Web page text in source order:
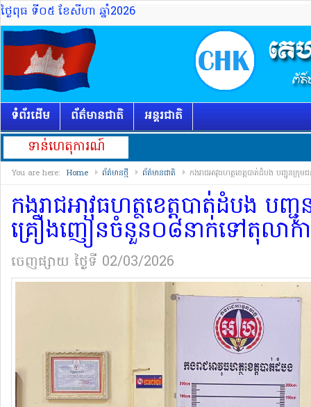
ថ្ងៃពុធ ទី០៥ ខែសីហា ឆ្នាំ2026
ទំព័រដើម ព័ត៌មានជាតិ អន្តរជាតិ
ទាន់ហេតុការណ៍
You are here: Home ព័ត៌មានថ្មី ព័ត៌មានជាតិ កងរាជអាវុធហត្ថ​ខេត្ត​បាត់ដំបង បញ្ជូន​ក្
កងរាជអាវុធហត្ថ​ខេត្ត​បាត់ដំបង ប
គ្រឿងញៀន​ចំនួន​០៨​នាក់ទៅ​តុលាកា
ចេញផ្សាយ​ ថ្ងៃទី 02/03/2026